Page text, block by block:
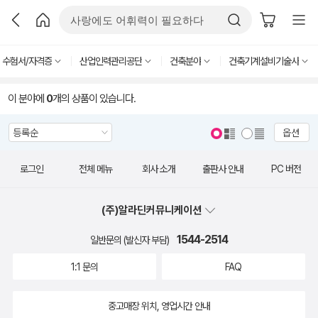
수험서/자격증 산업인력관리공단 건축분야 건축기계설비기술사
이 분야에 0개의 상품이 있습니다.
옵션
로그인 전체 메뉴 회사 소개 출판사 안내 PC 버전
(주)알라딘커뮤니케이션
일반문의 (발신자 부담) 1544-2514
1:1 문의 FAQ
중고매장 위치, 영업시간 안내